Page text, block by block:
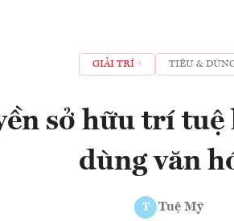
GIẢI TRÍ TIÊU &
sở hữu trí
dùng văn
T Tuệ Mỹ